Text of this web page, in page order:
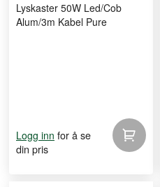
Lyskaster 50W Led/Cob
Alum/3m Kabel Pure
Logg inn for å se
din pris